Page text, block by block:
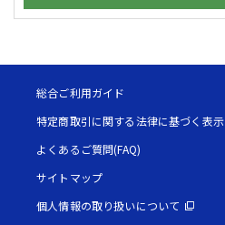
総合ご利用ガイド
特定商取引に関する法律に基づく表示
よくあるご質問(FAQ)
サイトマップ
個人情報の取り扱いについて